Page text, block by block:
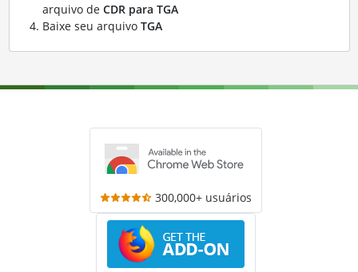
arquivo de CDR para TGA
Baixe seu arquivo TGA
300,000+ usuários